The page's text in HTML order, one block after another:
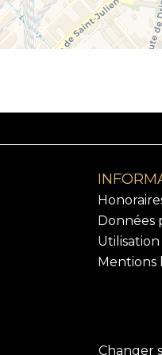
Données
Utilisation
Mentions
Changer